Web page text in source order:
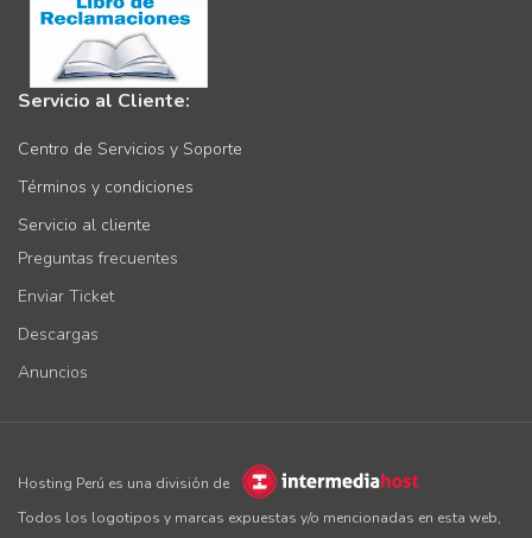
Servicio al Cliente:
Centro de Servicios y Soporte
Términos y condiciones
Servicio al cliente
Preguntas frecuentes
Enviar Ticket
Descargas
Anuncios
Hosting Perú es una división de
Todos los logotipos y marcas expuestas y/o mencionadas en esta web,